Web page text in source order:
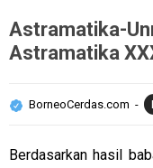
Astramatika-
Astramatika
BorneoCerdas.com
Berdasarkan hasil